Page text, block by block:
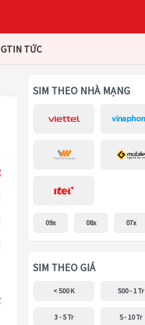
TIN TỨC
SIM THEO NHÀ MẠNG
09x 08x 07x
SIM THEO GIÁ
< 500 K 500 - 1 Tr
3 - 5 Tr 5 - 10 Tr